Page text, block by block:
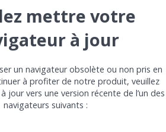
mettre votre
à jour
un navigateur obsolète ou non pris en
à profiter de notre produit, veuillez
jour vers une version récente de l’un des
navigateurs suivants :